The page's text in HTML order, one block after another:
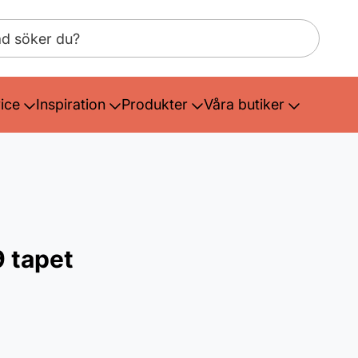
Inspiration Produkter Våra butiker
tapet